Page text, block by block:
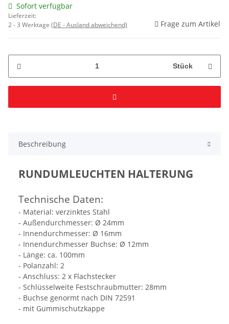
Sofort verfügbar
Lieferzeit:
2 - 3 Werktage (DE - Ausland abweichend) Frage zum Artikel
Stück
Beschreibung
RUNDUMLEUCHTEN HALTERUNG
Technische Daten:
- Material: verzinktes Stahl
- Außendurchmesser: Ø 24mm
- Innendurchmesser: Ø 16mm
- Innendurchmesser Buchse: Ø 12mm
- Länge: ca. 100mm
- Polanzahl: 2
- Anschluss: 2 x Flachstecker
- Schlüsselweite Festschraubmutter: 28mm
- Buchse genormt nach DIN 72591
- mit Gummischutzkappe